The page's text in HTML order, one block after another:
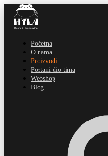
Početna
O nama
Proizvodi
Postani dio tima
Webshop
Blog